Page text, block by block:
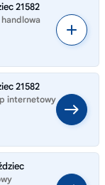
21582
21582
internetowy